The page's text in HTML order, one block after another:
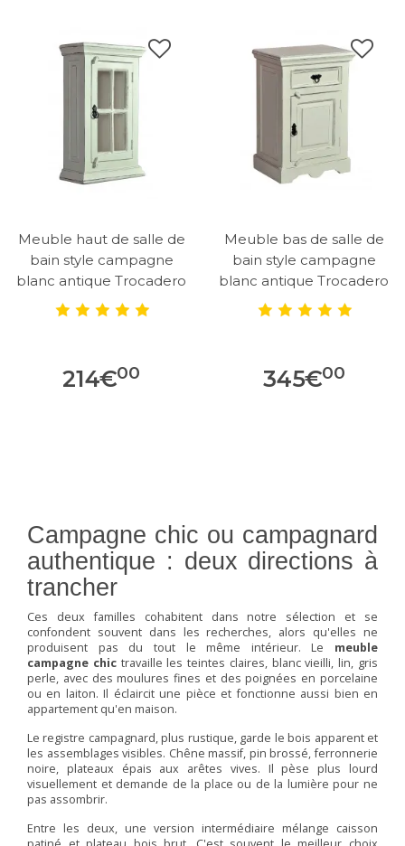
Meuble haut de salle de
bain style campagne
blanc antique Trocadero
214€00
Meuble bas de salle de
bain style campagne
blanc antique Trocadero
345€00
Campagne chic ou campagnard
authentique : deux directions à
trancher
Ces deux familles cohabitent dans notre sélection et se
confondent souvent dans les recherches, alors qu'elles ne
produisent pas du tout le même intérieur. Le meuble
campagne chictravaille les teintes claires, blanc vieilli, lin, gris
perle, avec des moulures fines et des poignées en porcelaine
ou en laiton. Il éclaircit une pièce et fonctionne aussi bien en
appartement qu'en maison.
Le registre campagnard, plus rustique, garde le bois apparent et
les assemblages visibles. Chêne massif, pin brossé, ferronnerie
noire, plateaux épais aux arêtes vives. Il pèse plus lourd
visuellement et demande de la place ou de la lumière pour ne
pas assombrir.
Entre les deux, une version intermédiaire mélange caisson